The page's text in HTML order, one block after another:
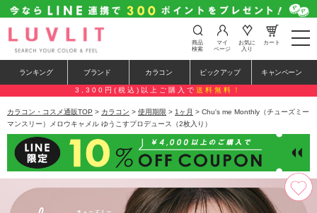
t
o
e
n
a
a
i
o
n
商品
検索
マイ
ページ
お気に
入り
カート
ランキング ブランド カラコン ピックアップ キャンペーン
3,300円(税込)以上ご購入で 送料無料！
カラコン・コスメ通販TOP > カラコン > 使用期限 > 1ヶ月 > Chu's me Monthly（チューズミー
マンスリー）メロウキャメル ゆうこすプロデュース（2枚入り）